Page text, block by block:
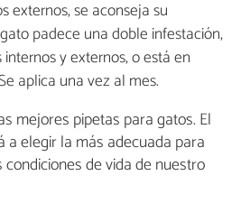
externos, se aconseja su
padece una doble infestación,
y externos, o está en
aplica una vez al mes.
mejores pipetas para gatos. El
a elegir la más adecuada para
de vida de nuestro